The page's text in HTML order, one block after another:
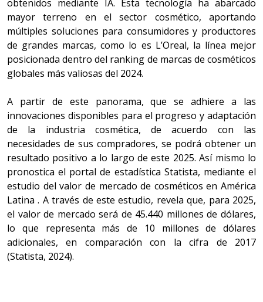
obtenidos mediante IA. Esta tecnología ha abarcado
mayor terreno en el sector cosmético, aportando
múltiples soluciones para consumidores y productores
de grandes marcas, como lo es L’Oreal, la línea mejor
posicionada dentro del ranking de marcas de cosméticos
globales más valiosas del 2024.
A partir de este panorama, que se adhiere a las
innovaciones disponibles para el progreso y adaptación
de la industria cosmética, de acuerdo con las
necesidades de sus compradores, se podrá obtener un
resultado positivo a lo largo de este 2025. Así mismo lo
pronostica el portal de estadística Statista, mediante el
estudio del valor de mercado de cosméticos en América
Latina . A través de este estudio, revela que, para 2025,
el valor de mercado será de 45.440 millones de dólares,
lo que representa más de 10 millones de dólares
adicionales, en comparación con la cifra de 2017
(Statista, 2024).